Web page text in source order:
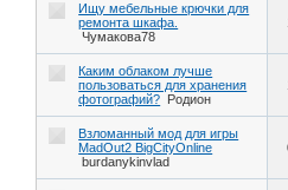
Ищу мебельные крючки для
ремонта шкафа.
Чумакова78
Каким облаком лучше
пользоваться для хранения
фотографий?
Родион
Взломанный мод для игры
MadOut2 BigCityOnline
burdanykinvlad